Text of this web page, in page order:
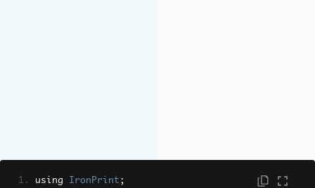
using IronPrint ;